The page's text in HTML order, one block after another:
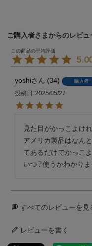
ご購入者さまからのレビュ
yoshi 34 購入者
投稿日 2025/05/27
見た目がかっこよけ
アメリカ製品はなん
てあるだけでかっこ
すべてのレビューを見
レビューを書く